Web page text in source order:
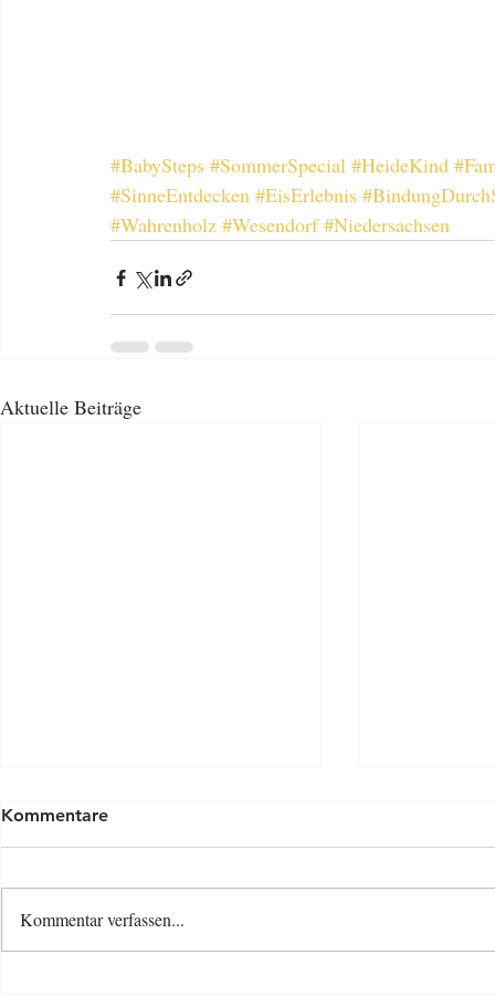
#BabySteps #SommerSpecial #HeideKind
#SinneEntdecken #EisErlebnis
#Wahrenholz #Wesendorf #Niedersachsen
Aktuelle Beiträge
Kommentare
Kommentar verfassen...